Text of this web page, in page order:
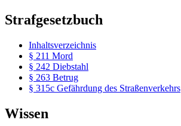
Strafgesetzbuch
Inhaltsverzeichnis
§ 211 Mord
§ 242 Diebstahl
§ 263 Betrug
§ 315c Gefährdung des Straßenverkehrs
Wissen